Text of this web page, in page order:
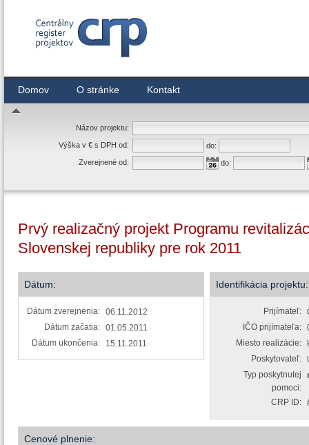
Domov O stránke Kontakt
Názov projektu:
Výška v € s DPH od:
do:
Zverejnené od:
do:
Prvý realizačný projekt Programu
Slovenskej republiky pre rok 2011
Dátum:
Dátum zverejnenia: 06.11.2012
Dátum začatia: 01.05.2011
Dátum ukončenia:
15.11.2011
Identifikácia projektu:
Prijímateľ:
IČO prijímateľa:
Miesto realizácie:
Poskytovateľ:
Typ poskytnutej
pomoci:
CRP ID:
Cenové plnenie: